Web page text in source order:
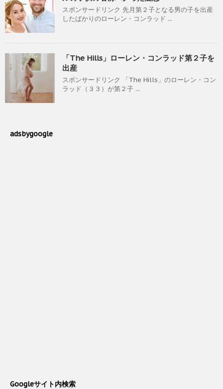
スポンサードリンク 先月第２子となる男の子を出産
したばかりのローレン・コンラッド ...
「The Hills」ローレン・コンラッド第２子を
出産
スポンサードリンク 「The Hills」のローレン・コン
ラッド（３３）が第２子 ...
adsbygoogle
Googleサイト内検索